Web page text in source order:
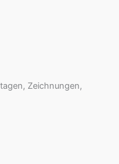
Zeichnungen,